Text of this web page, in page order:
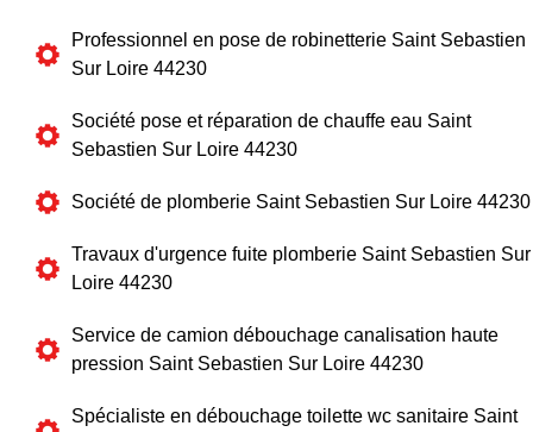
Professionnel en pose de robinetterie Saint Sebastien
Sur Loire 44230
Société pose et réparation de chauffe eau Saint
Sebastien Sur Loire 44230
Société de plomberie Saint Sebastien Sur Loire 44230
Travaux d'urgence fuite plomberie Saint Sebastien Sur
Loire 44230
Service de camion débouchage canalisation haute
pression Saint Sebastien Sur Loire 44230
Spécialiste en débouchage toilette wc sanitaire Saint